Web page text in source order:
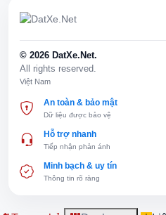
© 2026 DatXe.Net.
All rights reserved.
Việt Nam
An toàn & bảo mật
Dữ liệu được bảo vệ
Hỗ trợ nhanh
Tiếp nhận phản ánh
Minh bạch & uy tín
Thông tin rõ ràng